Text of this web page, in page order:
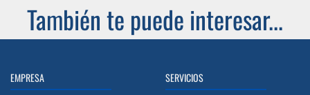
También te puede interesar...
EMPRESA
SERVICIOS